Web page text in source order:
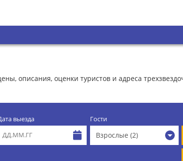
описания, оценки туристов и адреса
выезда Гости
Взрослые (2)